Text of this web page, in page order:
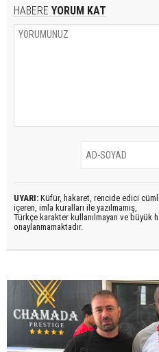
HABERE YORUM KAT
UYARI: Küfür, hakaret, rencide edici
içeren, imla kuralları ile yazılmamış,
Türkçe karakter kullanılmayan ve büyük
onaylanmamaktadır.